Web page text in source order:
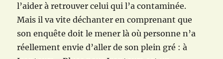
l’aider à retrouver celui qui l’a contaminée.
Mais il va vite déchanter en comprenant que
son enquête doit le mener là où personne n’a
réellement envie d’aller de son plein gré : à